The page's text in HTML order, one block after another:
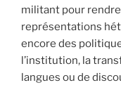
militant pour
représentations
encore des
l’institution, la
langues ou de